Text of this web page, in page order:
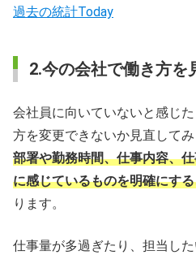
過去の統計Today
2.今の会社で働き方を
会社員に向いていないと感じ
方を変更できないか見直してみ
部署や勤務時間、仕事内容、
に感じているものを明確にす
ります。
仕事量が多過ぎたり、担当し